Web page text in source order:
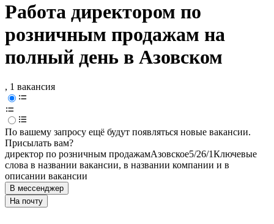
Работа директором по
розничным продажам на
полный день в Азовском
, 1 вакансия
По вашему запросу ещё будут появляться новые вакансии.
Присылать вам?
директор по розничным продажамАзовское5/26/1Ключевые
слова в названии вакансии, в названии компании и в
описании вакансии
В мессенджер
На почту